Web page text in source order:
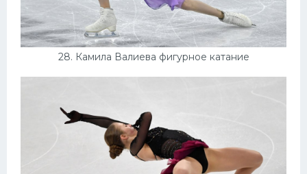
28. Камила Валиева фигурное катание